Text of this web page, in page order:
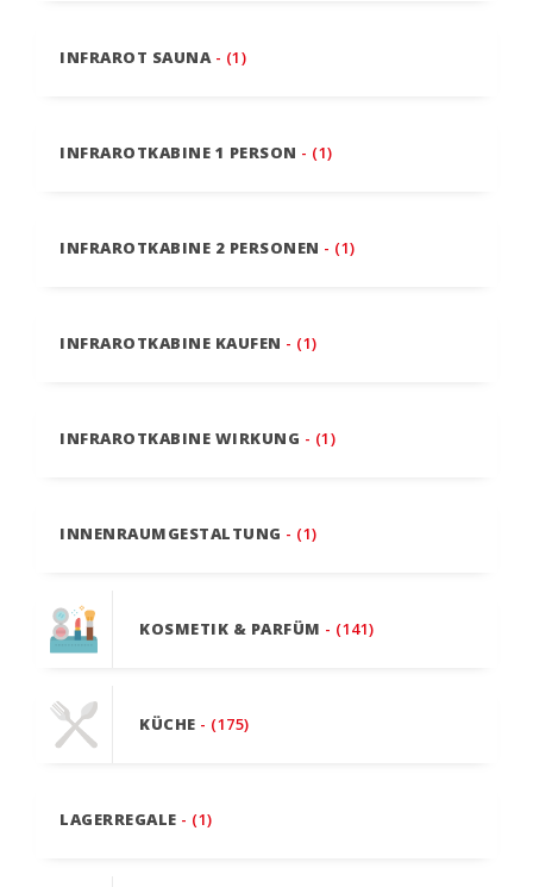
INFRAROT SAUNA - (1)
INFRAROTKABINE 1 PERSON - (1)
INFRAROTKABINE 2 PERSONEN - (1)
INFRAROTKABINE KAUFEN - (1)
INFRAROTKABINE WIRKUNG - (1)
INNENRAUMGESTALTUNG - (1)
KOSMETIK & PARFÜM - (141)
KÜCHE - (175)
LAGERREGALE - (1)